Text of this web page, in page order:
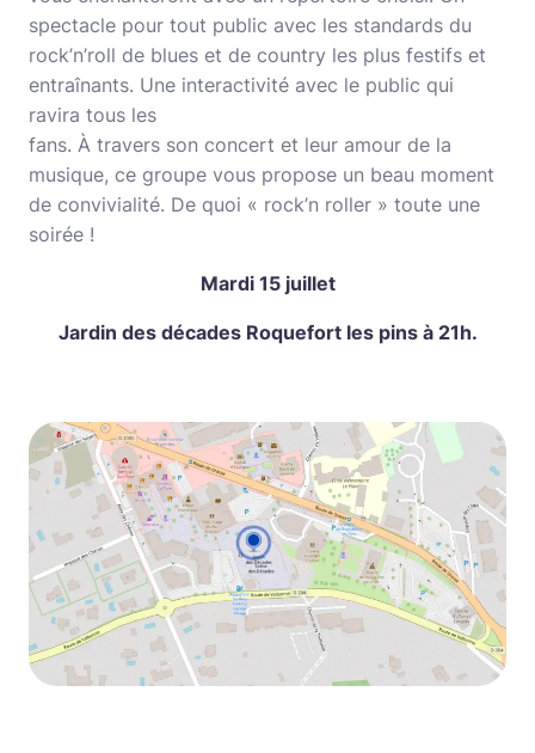
spectacle pour tout public avec les standards du
rock’n’roll de blues et de country les plus festifs et
entraînants. Une interactivité avec le public qui
ravira tous les
fans. À travers son concert et leur amour de la
musique, ce groupe vous propose un beau moment
de convivialité. De quoi « rock’n roller » toute une
soirée !
Mardi 15 juillet
Jardin des décades Roquefort les pins à 21h.